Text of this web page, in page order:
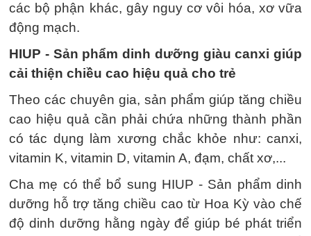
các bộ phận khác, gây nguy cơ vôi hóa, xơ vữa
động mạch.
HIUP - Sản phẩm dinh dưỡng giàu canxi giúp
cải thiện chiều cao hiệu quả cho trẻ
Theo các chuyên gia, sản phẩm giúp tăng chiều
cao hiệu quả cần phải chứa những thành phần
có tác dụng làm xương chắc khỏe như: canxi,
vitamin K, vitamin D, vitamin A, đạm, chất xơ,...
Cha mẹ có thể bổ sung HIUP - Sản phẩm dinh
dưỡng hỗ trợ tăng chiều cao từ Hoa Kỳ vào chế
độ dinh dưỡng hằng ngày để giúp bé phát triển